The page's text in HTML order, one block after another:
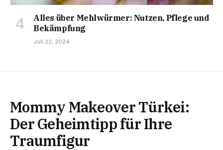
Alles über Mehlwürmer: Nutzen, Pflege und
Bekämpfung
Juli 22, 2024
Mommy Makeover Türkei:
Der Geheimtipp für Ihre
Traumfigur